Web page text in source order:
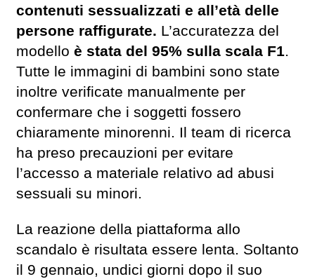
contenuti sessualizzati e all’età delle
persone raffigurate. L’accuratezza del
modello è stata del 95% sulla scala F1.
Tutte le immagini di bambini sono state
inoltre verificate manualmente per
confermare che i soggetti fossero
chiaramente minorenni. Il team di ricerca
ha preso precauzioni per evitare
l’accesso a materiale relativo ad abusi
sessuali su minori.
La reazione della piattaforma allo
scandalo è risultata essere lenta. Soltanto
il 9 gennaio, undici giorni dopo il suo